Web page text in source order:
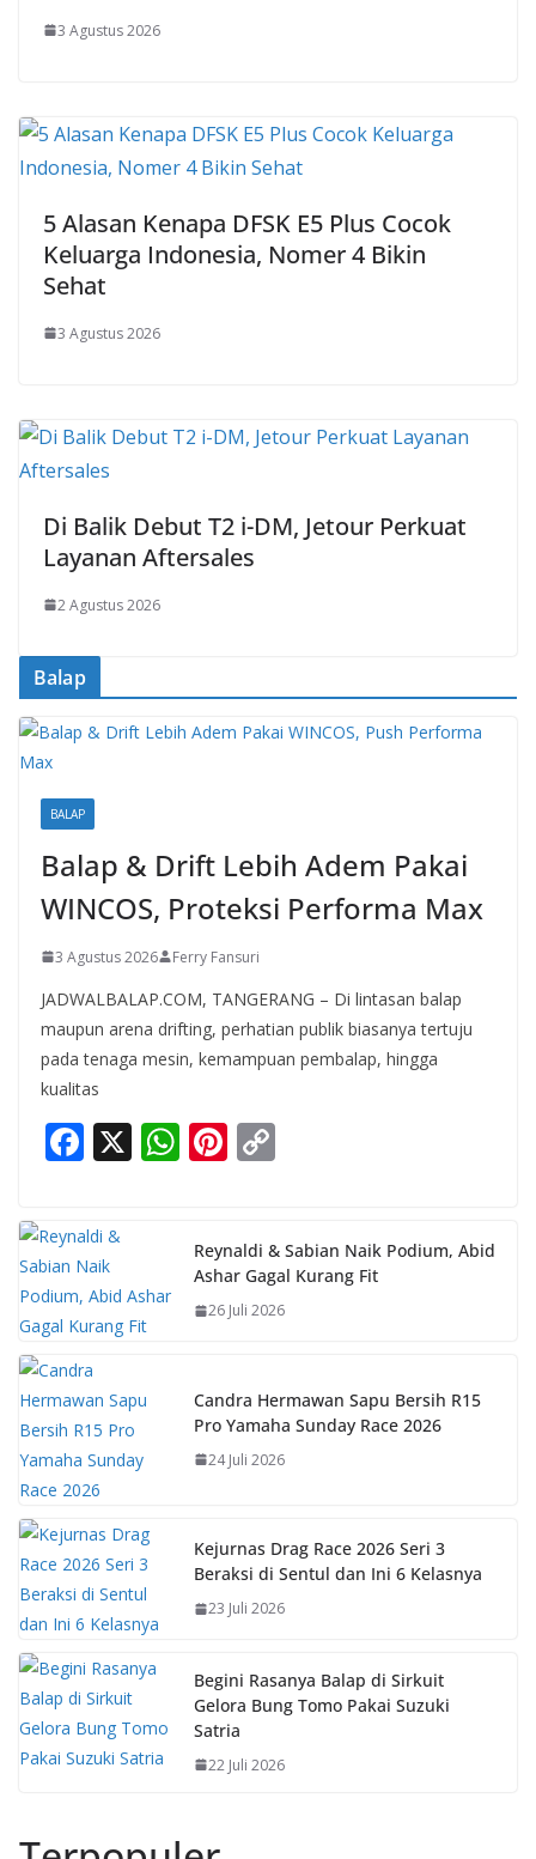
3 Agustus 2026
5 Alasan Kenapa DFSK E5 Plus Cocok
Keluarga Indonesia, Nomer 4 Bikin
Sehat
3 Agustus 2026
Di Balik Debut T2 i-DM, Jetour Perkuat
Layanan Aftersales
2 Agustus 2026
Balap
BALAP
Balap & Drift Lebih Adem Pakai
WINCOS, Proteksi Performa Max
3 Agustus 2026 Ferry Fansuri
JADWALBALAP.COM, TANGERANG – Di lintasan balap
maupun arena drifting, perhatian publik biasanya tertuju
pada tenaga mesin, kemampuan pembalap, hingga
kualitas
F
e
b
o
o
k
X W
s
A
p
Pi
e
st
y
Li
n
Reynaldi & Sabian Naik Podium, Abid
Ashar Gagal Kurang Fit
26 Juli 2026
Candra Hermawan Sapu Bersih R15
Pro Yamaha Sunday Race 2026
24 Juli 2026
Kejurnas Drag Race 2026 Seri 3
Beraksi di Sentul dan Ini 6 Kelasnya
23 Juli 2026
Begini Rasanya Balap di Sirkuit
Gelora Bung Tomo Pakai Suzuki
Satria
22 Juli 2026